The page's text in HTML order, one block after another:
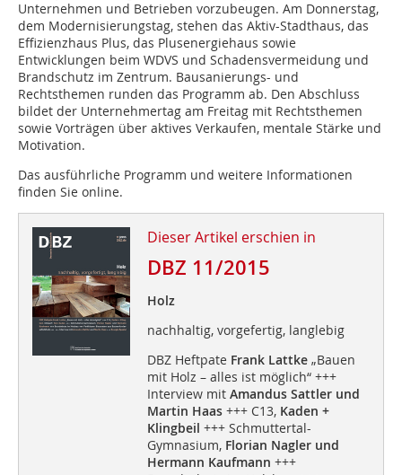
Unternehmen und Betrieben vorzubeugen. Am Donnerstag,
dem Modernisierungstag, stehen das Aktiv-Stadthaus, das
Effizienzhaus Plus, das Plusenergiehaus sowie
Entwicklungen beim WDVS und Schadensvermeidung und
Brandschutz im Zentrum. Bausanierungs- und
Rechtsthemen runden das Programm ab. Den Abschluss
bildet der Unternehmertag am Freitag mit Rechtsthemen
sowie Vorträgen über aktives Verkaufen, mentale Stärke und
Motivation.
Das ausführliche Programm und weitere Informationen
finden Sie online.
Dieser Artikel erschien in
DBZ 11/2015
Holz
nachhaltig, vorgefertig, langlebig
DBZ Heftpate Frank Lattke„Bauen
mit Holz – alles ist möglich“ +++
Interview mitAmandus Sattler und
Martin Haas+++ C13, Kaden +
Klingbeil +++ Schmuttertal-
Gymnasium, Florian Nagler und
Hermann Kaufmann +++